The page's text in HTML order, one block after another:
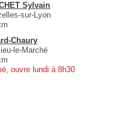
Sylvain
sur-Lyon
Chaury
le-Marché
ouvre lundi à 8h30